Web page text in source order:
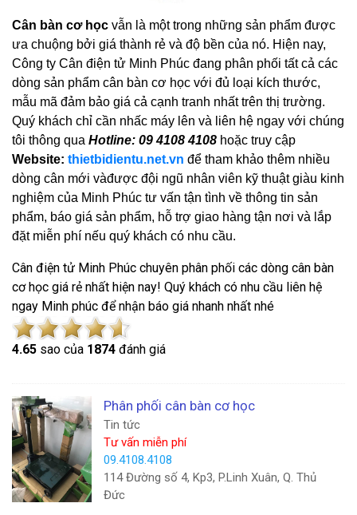
Cân bàn cơ học vẫn là một trong những sản phẩm được
ưa chuộng bởi giá thành rẻ và độ bền của nó. Hiện nay,
Công ty Cân điện tử Minh Phúc đang phân phối tất cả các
dòng sản phẩm cân bàn cơ học với đủ loại kích thước,
mẫu mã đảm bảo giá cả cạnh tranh nhất trên thị trường.
Quý khách chỉ cần nhấc máy lên và liên hệ ngay với chúng
tôi thông qua Hotline: 09 4108 4108 hoặc truy cập
Website: thietbidientu.net.vn để tham khảo thêm nhiều
dòng cân mới vàđược đội ngũ nhân viên kỹ thuật giàu kinh
nghiệm của Minh Phúc tư vấn tận tình về thông tin sản
phẩm, báo giá sản phẩm, hỗ trợ giao hàng tận nơi và lắp
đặt miễn phí nếu quý khách có nhu cầu.
Cân điện tử Minh Phúc chuyên phân phối các dòng cân bàn
cơ học giá rẻ nhất hiện nay! Quý khách có nhu cầu liên hệ
ngay Minh phúc để nhận báo giá nhanh nhất nhé
4.65 sao của 1874 đánh giá
Phân phối cân bàn cơ học
Tin tức
Tư vấn miễn phí
09.4108.4108
114 Đường số 4, Kp3, P.Linh Xuân, Q. Thủ
Đức